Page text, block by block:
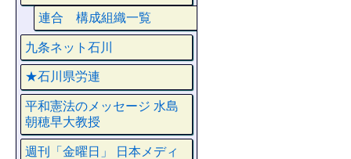
連合 構成組織一覧
九条ネット石川
★石川県労連
平和憲法のメッセージ 水島
朝穂早大教授
週刊「金曜日」 日本メディ